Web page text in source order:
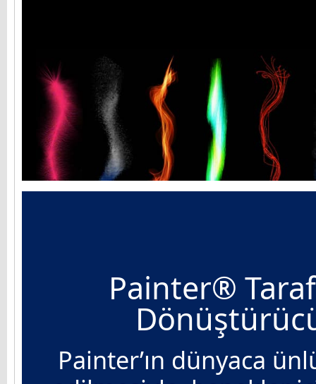
Painter®
Painter’ın dünyaca